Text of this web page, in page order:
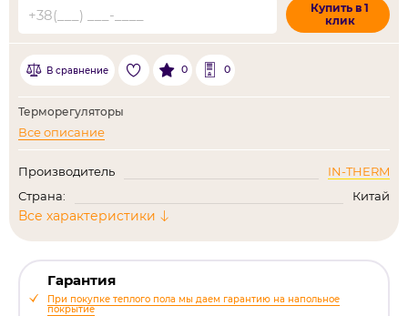
Купить в 1
клик
В сравнение 0 0
Терморегуляторы
Все описание
Производитель
IN-THERM
Страна:
Китай
Все характеристики
Гарантия
При покупке теплого пола мы даем гарантию на напольное
покрытие